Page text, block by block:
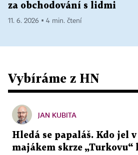
za obchodování s lidmi
11. 6. 2026 ▪ 4 min. čtení
Vybíráme z HN
JAN KUBITA
Hledá se papaláš. Kdo jel
majákem skrze „Turkovu“